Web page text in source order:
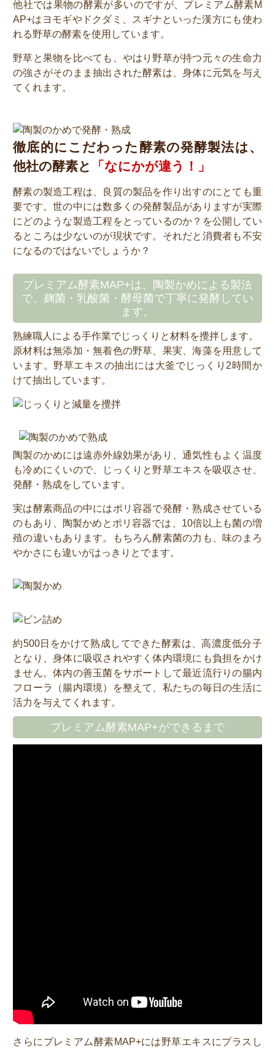
他社では果物の酵素が多いのですが、プレミアム酵素M
AP+はヨモギやドクダミ、スギナといった漢方にも使わ
れる野草の酵素を使用しています。
野草と果物を比べても、やはり野草が持つ元々の生命力
の強さがそのまま抽出された酵素は、身体に元気を与え
てくれます。
徹底的にこだわった酵素の発酵製法は、
他社の酵素と
「なにかが違う！」
酵素の製造工程は、良質の製品を作り出すのにとても重
要です。世の中には数多くの発酵製品がありますが実際
にどのような製造工程をとっているのか？を公開してい
るところは少ないのが現状です。それだと消費者も不安
になるのではないでしょうか？
プレミアム酵素MAP+は、陶製かめによる製法
で、麹菌・乳酸菌・酵母菌で丁寧に発酵してい
ます。
熟練職人による手作業でじっくりと材料を攪拌します。
原材料は無添加・無着色の野草、果実、海藻を用意して
います。野草エキスの抽出には大釜でじっくり2時間か
けて抽出しています。
陶製のかめには遠赤外線効果があり、通気性もよく温度
も冷めにくいので、じっくりと野草エキスを吸収させ、
発酵・熟成をしています。
実は酵素商品の中にはポリ容器で発酵・熟成させている
のもあり、陶製かめとポリ容器では、10倍以上も菌の増
殖の違いもあります。もちろん酵素菌の力も、味のまろ
やかさにも違いがはっきりとでます。
約500日をかけて熟成してできた酵素は、高濃度低分子
となり、身体に吸収されやすく体内環境にも負担をかけ
ません。体内の善玉菌をサポートして最近流行りの腸内
フローラ（腸内環境）を整えて、私たちの毎日の生活に
活力を与えてくれます。
プレミアム酵素MAP+ができるまで
さらにプレミアム酵素MAP+には野草エキスにプラスし